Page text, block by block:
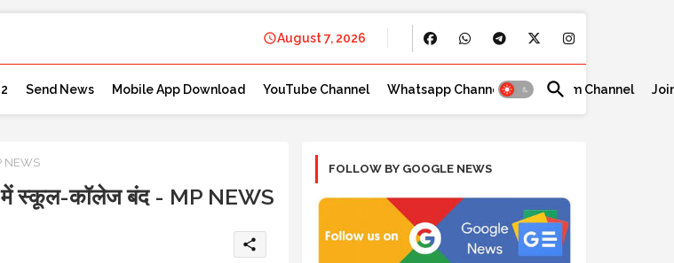
August 7, 2026
Send News Mobile App Download YouTube Channel Whatsapp Channel Telegram Channel
NEWS
में स्कूल-कॉलेज बंद - MP NEWS
share
FOLLOW BY GOOGLE NEWS